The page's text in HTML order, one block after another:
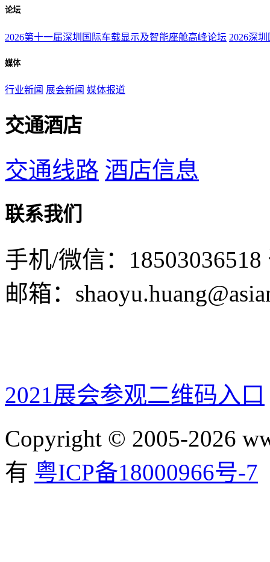
论坛
2026第十一届深圳国际车载显示及智能座舱高峰论坛 2026深
媒体
行业新闻 展会新闻 媒体报道
交通酒店
交通线路 酒店信息
联系我们
手机/微信：18503036518
邮箱：
2021展会参观二维码入口
Copyright © 2005-2026
有 粤ICP备18000966号-7